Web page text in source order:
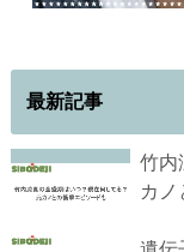
最新記事
竹内
カノ